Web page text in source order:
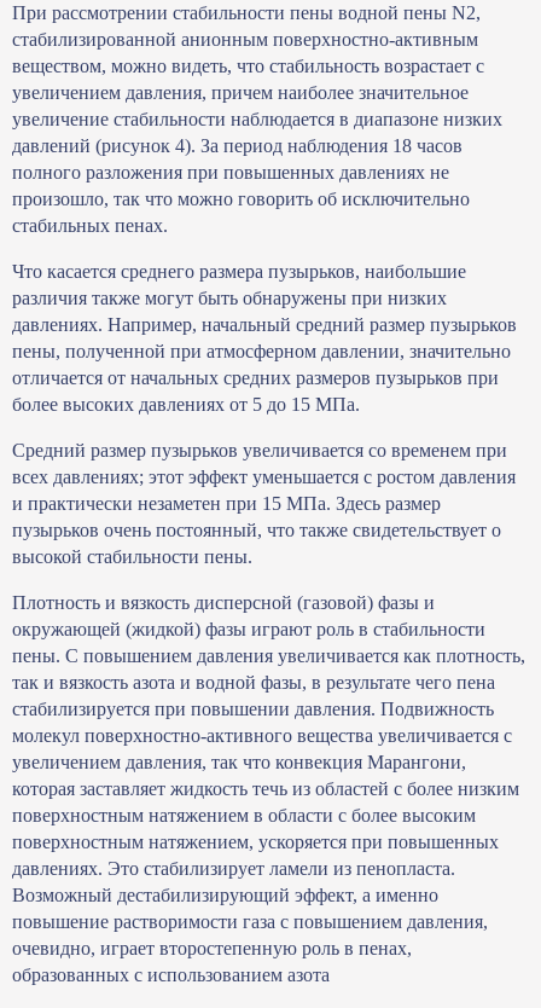
При рассмотрении стабильности пены водной пены N2,
стабилизированной анионным поверхностно-активным
веществом, можно видеть, что стабильность возрастает с
увеличением давления, причем наиболее значительное
увеличение стабильности наблюдается в диапазоне низких
давлений (рисунок 4). За период наблюдения 18 часов
полного разложения при повышенных давлениях не
произошло, так что можно говорить об исключительно
стабильных пенах.
Что касается среднего размера пузырьков, наибольшие
различия также могут быть обнаружены при низких
давлениях. Например, начальный средний размер пузырьков
пены, полученной при атмосферном давлении, значительно
отличается от начальных средних размеров пузырьков при
более высоких давлениях от 5 до 15 МПа.
Средний размер пузырьков увеличивается со временем при
всех давлениях; этот эффект уменьшается с ростом давления
и практически незаметен при 15 МПа. Здесь размер
пузырьков очень постоянный, что также свидетельствует о
высокой стабильности пены.
Плотность и вязкость дисперсной (газовой) фазы и
окружающей (жидкой) фазы играют роль в стабильности
пены. С повышением давления увеличивается как плотность,
так и вязкость азота и водной фазы, в результате чего пена
стабилизируется при повышении давления. Подвижность
молекул поверхностно-активного вещества увеличивается с
увеличением давления, так что конвекция Марангони,
которая заставляет жидкость течь из областей с более низким
поверхностным натяжением в области с более высоким
поверхностным натяжением, ускоряется при повышенных
давлениях. Это стабилизирует ламели из пенопласта.
Возможный дестабилизирующий эффект, а именно
повышение растворимости газа с повышением давления,
очевидно, играет второстепенную роль в пенах,
образованных с использованием азота